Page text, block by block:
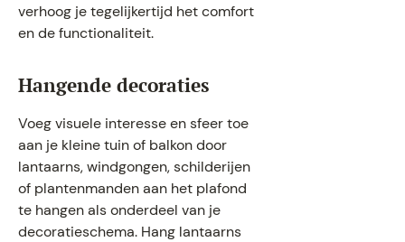
verhoog je tegelijkertijd het comfort
en de functionaliteit.
Hangende decoraties
Voeg visuele interesse en sfeer toe
aan je kleine tuin of balkon door
lantaarns, windgongen, schilderijen
of plantenmanden aan het plafond
te hangen als onderdeel van je
decoratieschema. Hang lantaarns